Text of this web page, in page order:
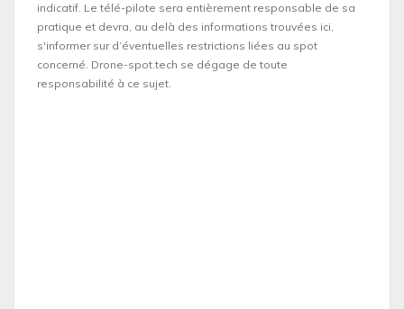
indicatif. Le télé-pilote sera entièrement responsable de sa
pratique et devra, au delà des informations trouvées ici,
s'informer sur d’éventuelles restrictions liées au spot
concerné. Drone-spot.tech se dégage de toute
responsabilité à ce sujet.